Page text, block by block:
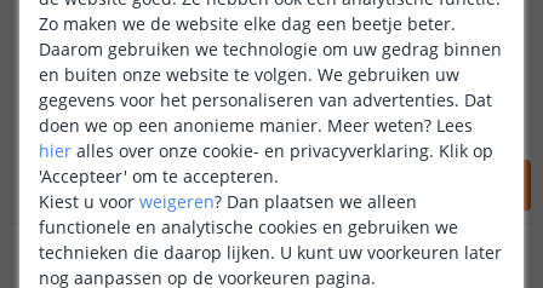
USB ledstrip RGBWW
200 cm| App bediening
(1 reviews)
OP VOORRAAD
41,95
USB ledstrip RGBWW
30 leds | 266 lumen | 6W p/m
Sfeervol | dimbaar | 5 volt
Klantbeoordeling 9.1
Voor 23:45 uur besteld,morgen in huis
5 jaar garantie
Gratis verzending vanaf € 20,-
Zo maken we de website elke dag een beetje beter.
Daarom gebruiken we technologie om uw gedrag binnen
en buiten onze website te volgen. We gebruiken uw
gegevens voor het personaliseren van advertenties. Dat
doen we op een anonieme manier. Meer weten? Lees
hier alles over onze cookie- en privacyverklaring. Klik op
'Accepteer' om te accepteren.
Kiest u voor weigeren? Dan plaatsen we alleen
functionele en analytische cookies en gebruiken we
technieken die daarop lijken. U kunt uw voorkeuren later
nog aanpassen op de voorkeuren pagina.